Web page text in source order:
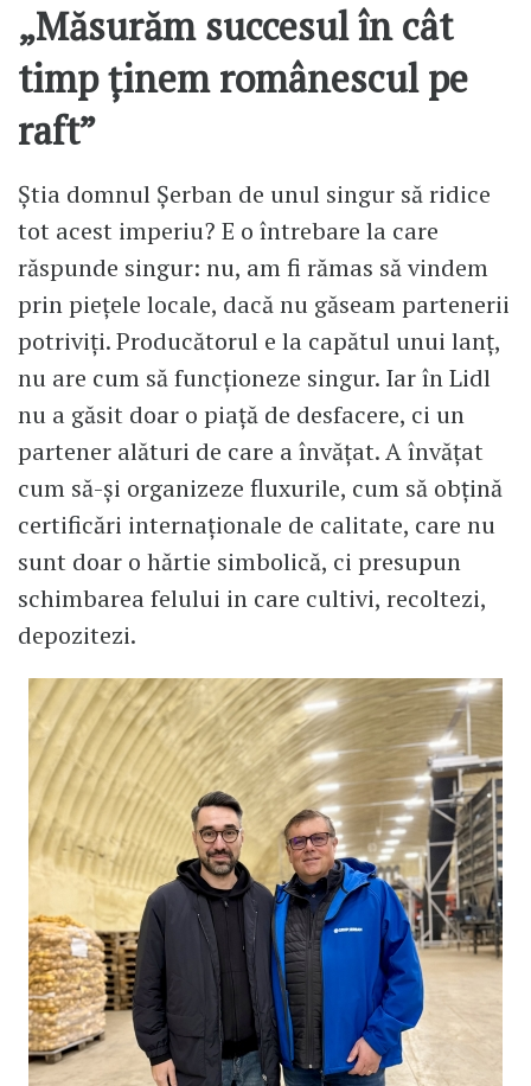
„Măsurăm succesul în cât
timp ținem românescul pe
raft”
Știa domnul Șerban de unul singur să ridice
tot acest imperiu? E o întrebare la care
răspunde singur: nu, am fi rămas să vindem
prin piețele locale, dacă nu găseam partenerii
potriviți. Producătorul e la capătul unui lanț,
nu are cum să funcționeze singur. Iar în Lidl
nu a găsit doar o piață de desfacere, ci un
partener alături de care a învățat. A învățat
cum să-și organizeze fluxurile, cum să obțină
certificări internaționale de calitate, care nu
sunt doar o hărtie simbolică, ci presupun
schimbarea felului in care cultivi, recoltezi,
depozitezi.